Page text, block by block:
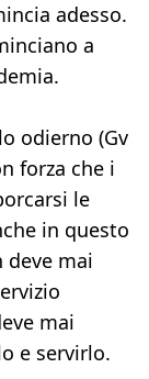
adesso.
a
odierno (Gv
forza che i
le
in questo
deve mai
mai
e servirlo.